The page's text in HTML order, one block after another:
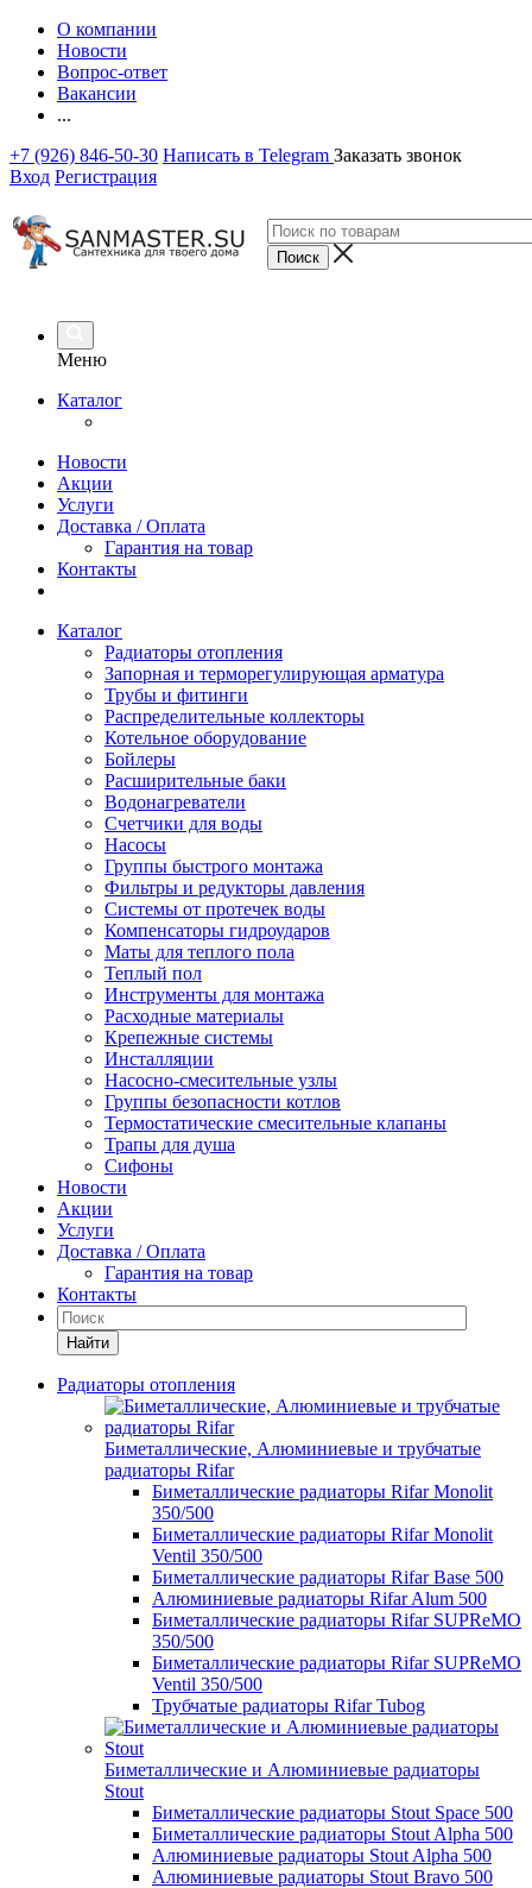
О компании
Новости
Вопрос-ответ
Вакансии
...
+7 (926) 846-50-30 Написать в Telegram Заказать звонок
Вход Регистрация
Меню
Каталог
Новости
Акции
Услуги
Доставка / Оплата
Гарантия на товар
Контакты
Каталог
Радиаторы отопления
Запорная и терморегулирующая арматура
Трубы и фитинги
Распределительные коллекторы
Котельное оборудование
Бойлеры
Расширительные баки
Водонагреватели
Счетчики для воды
Насосы
Группы быстрого монтажа
Фильтры и редукторы давления
Системы от протечек воды
Компенсаторы гидроударов
Маты для теплого пола
Теплый пол
Инструменты для монтажа
Расходные материалы
Крепежные системы
Инсталляции
Насосно-смесительные узлы
Группы безопасности котлов
Термостатические смесительные клапаны
Трапы для душа
Сифоны
Новости
Акции
Услуги
Доставка / Оплата
Гарантия на товар
Контакты
Найти
Радиаторы отопления
Биметаллические, Алюминиевые и трубчатые
радиаторы Rifar
Биметаллические радиаторы Rifar Monolit
350/500
Биметаллические радиаторы Rifar Monolit
Ventil 350/500
Биметаллические радиаторы Rifar Base 500
Алюминиевые радиаторы Rifar Alum 500
Биметаллические радиаторы Rifar SUPReMO
350/500
Биметаллические радиаторы Rifar SUPReMO
Ventil 350/500
Трубчатые радиаторы Rifar Tubog
Биметаллические и Алюминиевые радиаторы
Stout
Биметаллические радиаторы Stout Space 500
Биметаллические радиаторы Stout Alpha 500
Алюминиевые радиаторы Stout Alpha 500
Алюминиевые радиаторы Stout Bravo 500